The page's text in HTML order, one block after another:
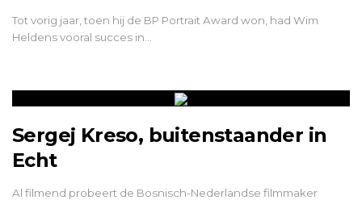
Tot vorig jaar, toen hij de BP Portrait Award won, had Wim
Heldens vooral succes in…
Sergej Kreso, buitenstaander in
Echt
Al filmend probeert de Bosnisch-Nederlandse filmmaker